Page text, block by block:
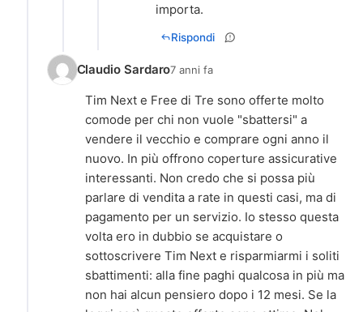
importa.
Rispondi
Claudio Sardaro7 anni fa
Tim Next e Free di Tre sono offerte molto
comode per chi non vuole "sbattersi" a
vendere il vecchio e comprare ogni anno il
nuovo. In più offrono coperture assicurative
interessanti. Non credo che si possa più
parlare di vendita a rate in questi casi, ma di
pagamento per un servizio. Io stesso questa
volta ero in dubbio se acquistare o
sottoscrivere Tim Next e risparmiarmi i soliti
sbattimenti: alla fine paghi qualcosa in più ma
non hai alcun pensiero dopo i 12 mesi. Se la